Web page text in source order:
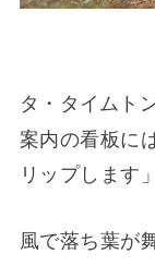
タ・タイムト
案内の看板に
リップします
風で落ち葉が